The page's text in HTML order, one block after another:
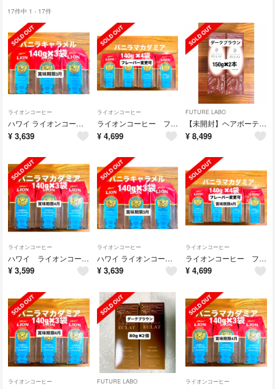
17件中 1 - 17件
ライオンコーヒー
ハワイ ライオンコーヒー フレーバーコーヒー／バニラキャラメル140g(粉)3袋
¥ 3,639
ライオンコーヒー
ライオンコーヒー フレーバーコーヒー／バニラマカダミア 140g(粉) 4袋
¥ 4,699
FUTURE LABO
【未開封】ヘアボーテ エクラ ボタニカル エアカラーフォーム EX／ダークブラウン 150g 2本セット
¥ 8,499
ライオンコーヒー
ハワイ ライオンコーヒー フレーバーコーヒー／バニラマカダミア140g(粉)3袋
¥ 3,599
ライオンコーヒー
ハワイ ライオンコーヒー フレーバーコーヒー／バニラキャラメル140g(粉)3袋
¥ 3,639
ライオンコーヒー
ライオンコーヒー フレーバーコーヒー／バニラマカダミア 140g(粉) 4袋
¥ 4,699
ライオンコーヒー FUTURE LABO ライオンコーヒー